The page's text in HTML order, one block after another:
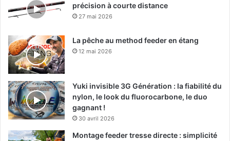
précision à courte distance
27 mai 2026
La pêche au method feeder en étang
12 mai 2026
Yuki invisible 3G Génération : la fiabilité du
nylon, le look du fluorocarbone, le duo
gagnant !
30 avril 2026
Montage feeder tresse directe : simplicité